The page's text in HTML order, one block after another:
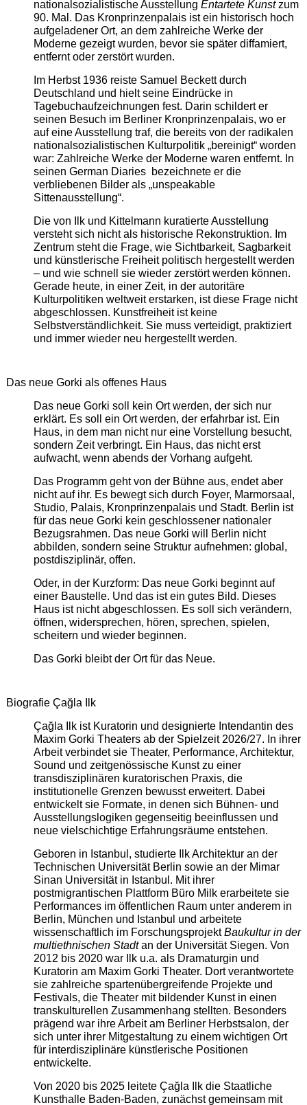
nationalsozialistische Ausstellung Entartete Kunstzum
90. Mal. Das Kronprinzenpalais ist ein historisch hoch
aufgeladener Ort, an dem zahlreiche Werke der
Moderne gezeigt wurden, bevor sie später diffamiert,
entfernt oder zerstört wurden.
Im Herbst 1936 reiste Samuel Beckett durch
Deutschland und hielt seine Eindrücke in
Tagebuchaufzeichnungen fest. Darin schildert er
seinen Besuch im Berliner Kronprinzenpalais, wo er
auf eine Ausstellung traf, die bereits von der radikalen
nationalsozialistischen Kulturpolitik „bereinigt“ worden
war: Zahlreiche Werke der Moderne waren entfernt. In
seinen German Diaries bezeichnete er die
verbliebenen Bilder als „unspeakable
Sittenausstellung“.
Die von Ilk und Kittelmann kuratierte Ausstellung
versteht sich nicht als historische Rekonstruktion. Im
Zentrum steht die Frage, wie Sichtbarkeit, Sagbarkeit
und künstlerische Freiheit politisch hergestellt werden
– und wie schnell sie wieder zerstört werden können.
Gerade heute, in einer Zeit, in der autoritäre
Kulturpolitiken weltweit erstarken, ist diese Frage nicht
abgeschlossen. Kunstfreiheit ist keine
Selbstverständlichkeit. Sie muss verteidigt, praktiziert
und immer wieder neu hergestellt werden.
Das neue Gorki als offenes Haus
Das neue Gorki soll kein Ort werden, der sich nur
erklärt. Es soll ein Ort werden, der erfahrbar ist. Ein
Haus, in dem man nicht nur eine Vorstellung besucht,
sondern Zeit verbringt. Ein Haus, das nicht erst
aufwacht, wenn abends der Vorhang aufgeht.
Das Programm geht von der Bühne aus, endet aber
nicht auf ihr. Es bewegt sich durch Foyer, Marmorsaal,
Studio, Palais, Kronprinzenpalais und Stadt. Berlin ist
für das neue Gorki kein geschlossener nationaler
Bezugsrahmen. Das neue Gorki will Berlin nicht
abbilden, sondern seine Struktur aufnehmen: global,
postdisziplinär, offen.
Oder, in der Kurzform: Das neue Gorki beginnt auf
einer Baustelle. Und das ist ein gutes Bild. Dieses
Haus ist nicht abgeschlossen. Es soll sich verändern,
öffnen, widersprechen, hören, sprechen, spielen,
scheitern und wieder beginnen.
Das Gorki bleibt der Ort für das Neue.
Biografie Çağla Ilk
Çağla Ilk ist Kuratorin und designierte Intendantin des
Maxim Gorki Theaters ab der Spielzeit 2026/27. In ihrer
Arbeit verbindet sie Theater, Performance, Architektur,
Sound und zeitgenössische Kunst zu einer
transdisziplinären kuratorischen Praxis, die
institutionelle Grenzen bewusst erweitert. Dabei
entwickelt sie Formate, in denen sich Bühnen- und
Ausstellungslogiken gegenseitig beeinflussen und
neue vielschichtige Erfahrungsräume entstehen.
Geboren in Istanbul, studierte Ilk Architektur an der
Technischen Universität Berlin sowie an der Mimar
Sinan Universität in Istanbul. Mit ihrer
postmigrantischen Plattform Büro Milk erarbeitete sie
Performances im öffentlichen Raum unter anderem in
Berlin, München und Istanbul und arbeitete
wissenschaftlich im ForschungsprojektBaukultur in der
multiethnischen Stadtan der Universität Siegen. Von
2012 bis 2020 war Ilk u.a. als Dramaturgin und
Kuratorin am Maxim Gorki Theater. Dort verantwortete
sie zahlreiche spartenübergreifende Projekte und
Festivals, die Theater mit bildender Kunst in einen
transkulturellen Zusammenhang stellten. Besonders
prägend war ihre Arbeit am Berliner Herbstsalon, der
sich unter ihrer Mitgestaltung zu einem wichtigen Ort
für interdisziplinäre künstlerische Positionen
entwickelte.
Von 2020 bis 2025 leitete Çağla Ilk die Staatliche
Kunsthalle Baden-Baden, zunächst gemeinsam mit